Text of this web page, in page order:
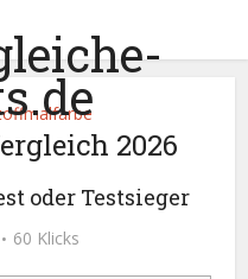
2026
oder Testsieger
60 Klicks